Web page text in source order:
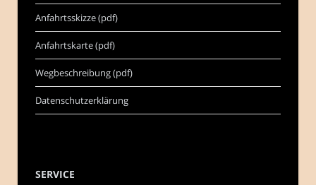
Anfahrtsskizze (pdf)
Anfahrtskarte (pdf)
Wegbeschreibung (pdf)
Datenschutzerklärung
SERVICE